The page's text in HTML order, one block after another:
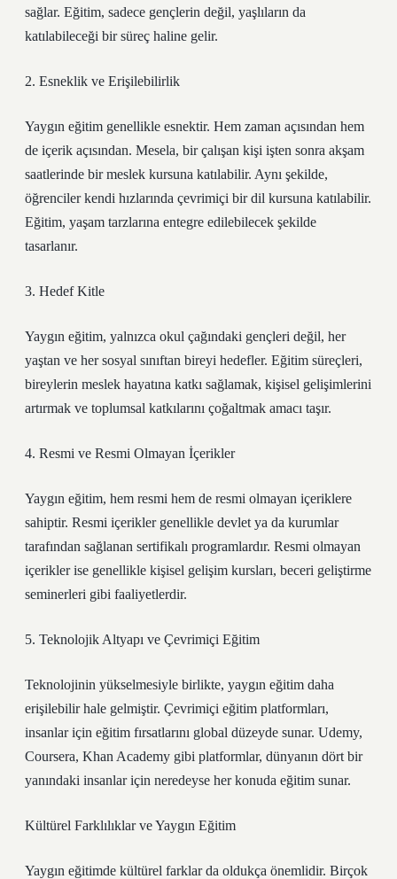
sağlar. Eğitim, sadece gençlerin değil, yaşlıların da
katılabileceği bir süreç haline gelir.
2. Esneklik ve Erişilebilirlik
Yaygın eğitim genellikle esnektir. Hem zaman açısından hem
de içerik açısından. Mesela, bir çalışan kişi işten sonra akşam
saatlerinde bir meslek kursuna katılabilir. Aynı şekilde,
öğrenciler kendi hızlarında çevrimiçi bir dil kursuna katılabilir.
Eğitim, yaşam tarzlarına entegre edilebilecek şekilde
tasarlanır.
3. Hedef Kitle
Yaygın eğitim, yalnızca okul çağındaki gençleri değil, her
yaştan ve her sosyal sınıftan bireyi hedefler. Eğitim süreçleri,
bireylerin meslek hayatına katkı sağlamak, kişisel gelişimlerini
artırmak ve toplumsal katkılarını çoğaltmak amacı taşır.
4. Resmi ve Resmi Olmayan İçerikler
Yaygın eğitim, hem resmi hem de resmi olmayan içeriklere
sahiptir. Resmi içerikler genellikle devlet ya da kurumlar
tarafından sağlanan sertifikalı programlardır. Resmi olmayan
içerikler ise genellikle kişisel gelişim kursları, beceri geliştirme
seminerleri gibi faaliyetlerdir.
5. Teknolojik Altyapı ve Çevrimiçi Eğitim
Teknolojinin yükselmesiyle birlikte, yaygın eğitim daha
erişilebilir hale gelmiştir. Çevrimiçi eğitim platformları,
insanlar için eğitim fırsatlarını global düzeyde sunar. Udemy,
Coursera, Khan Academy gibi platformlar, dünyanın dört bir
yanındaki insanlar için neredeyse her konuda eğitim sunar.
Kültürel Farklılıklar ve Yaygın Eğitim
Yaygın eğitimde kültürel farklar da oldukça önemlidir. Birçok